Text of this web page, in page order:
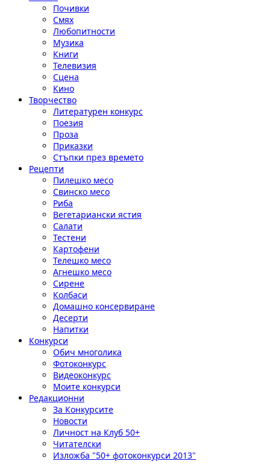
Почивки
Смях
Любопитности
Музика
Книги
Телевизия
Сцена
Кино
Творчество
Литературен конкурс
Поезия
Проза
Приказки
Стъпки през времето
Рецепти
Пилешко месо
Свинско месо
Риба
Вегетариански ястия
Салати
Тестени
Картофени
Телешко месо
Агнешко месо
Сирене
Колбаси
Домашно консервиране
Десерти
Напитки
Конкурси
Обич многолика
Фотоконкурс
Видеоконкурс
Моите конкурси
Редакционни
За Конкурсите
Новости
Личност на Клуб 50+
Читателски
Изложба "50+ фотоконкурси 2013"